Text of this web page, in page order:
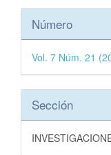
Número
Vol. 7 Núm. 21
Sección